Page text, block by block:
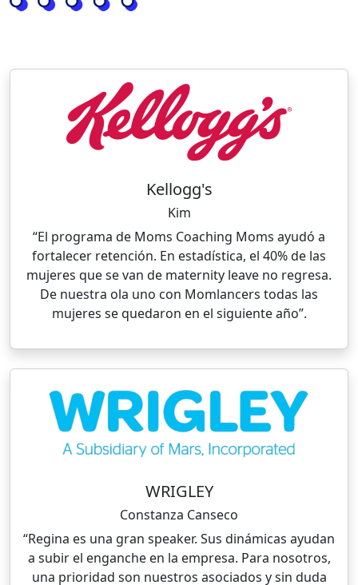
Kellogg's
Kim
“El programa de Moms Coaching Moms ayudó a
fortalecer retención. En estadística, el 40% de las
mujeres que se van de maternity leave no regresa.
De nuestra ola uno con Momlancers todas las
mujeres se quedaron en el siguiente año”.
WRIGLEY
Constanza Canseco
“Regina es una gran speaker. Sus dinámicas ayudan
a subir el enganche en la empresa. Para nosotros,
una prioridad son nuestros asociados y sin duda